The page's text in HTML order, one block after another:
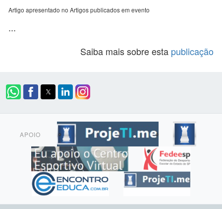
Artigo apresentado no Artigos publicados em evento
...
Saiba mais sobre esta publicação
APOIO